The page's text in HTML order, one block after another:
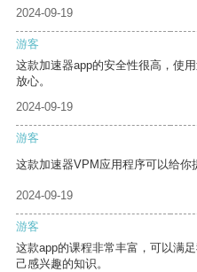
2024-09-19
游客
这款加速器app的安全性很高，使
放心。
2024-09-19
游客
这款加速器VPM应用程序可以给你
2024-09-19
游客
这款app的课程非常丰富，可以满
己感兴趣的知识。